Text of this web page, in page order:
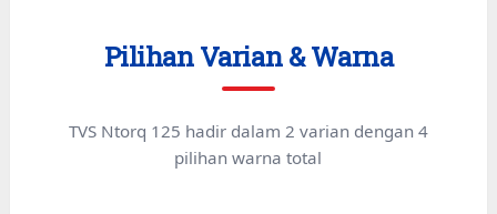
Pilihan Varian & Warna
TVS Ntorq 125 hadir dalam 2 varian dengan 4
pilihan warna total